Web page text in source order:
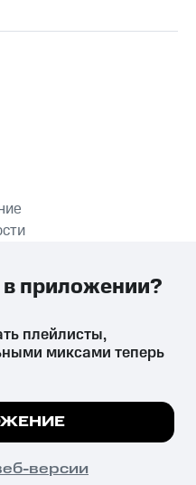
причиняет вред здоровью,
влечёт установленную
на сайте все
плейлисты,
миксами теперь
версии